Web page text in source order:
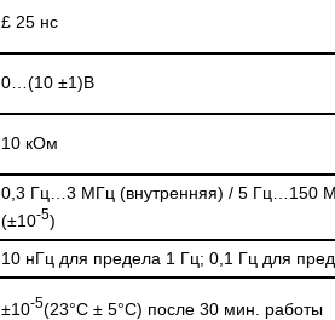
£25 нс
0…(10 ±1)В
10 кОм
0,3 Гц…3 МГц (внутренняя) / 5 Гц…150
(±10-5)
10 нГц для предела 1 Гц; 0,1 Гц для
±10-5(23°С ±5°С) после 30 мин. работы